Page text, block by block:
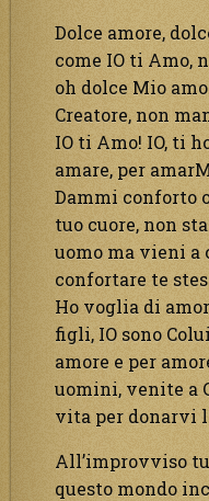
Dolce amore,
come IO ti Amo,
oh dolce Mio
Creatore, non
IO ti Amo! IO, ti
amare, per
Dammi conforto
tuo cuore, non
uomo ma vieni a
confortare te
Ho voglia di
figli, IO sono
amore e per
uomini, venite a
vita per donarvi
All’improvviso
questo mondo